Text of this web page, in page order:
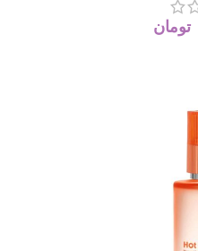
تومان